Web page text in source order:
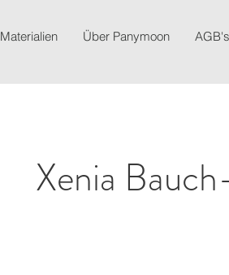
Materialien Über Panymoon AGB's
Xenia